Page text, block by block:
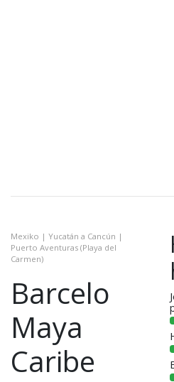
Mexiko | Yucatán a Cancún |
Puerto Aventuras (Playa del
Carmen)
Barcelo
Maya
Caribe